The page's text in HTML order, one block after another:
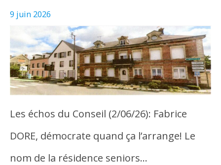
9 juin 2026
Les échos du Conseil (2/06/26): Fabrice
DORE, démocrate quand ça l’arrange! Le
nom de la résidence seniors…